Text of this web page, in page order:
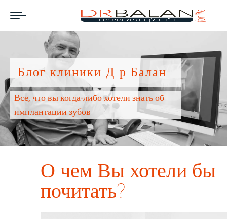
Блог клиники Д-р Балан
Все, что вы когда-либо хотели знать об
имплантации зубов
О чем Вы хотели бы
почитать?